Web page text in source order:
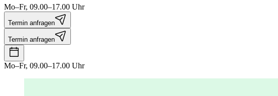
Mo–Fr, 09.00–17.00 Uhr
Termin anfragen
Termin anfragen
Mo–Fr, 09.00–17.00 Uhr